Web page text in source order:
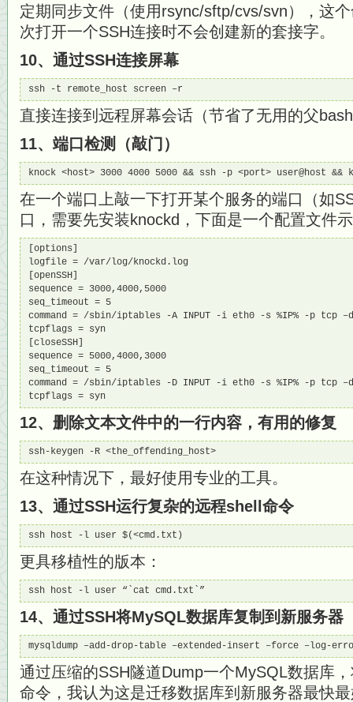
定期同步文件（使用rsync/sftp/cvs/svn），这
次打开一个SSH连接时不会创建新的套接字。
10、通过SSH连接屏幕
ssh -t remote_host screen –r
直接连接到远程屏幕会话（节省了无用的父
11、端口检测（敲门）
knock <host> 3000 4000 5000 && ssh -p <port> user@host &&
在一个端口上敲一下打开某个服务的端口（如
口，需要先安装knockd，下面是一个配置文件
[options]
logfile = /var/log/knockd.log
[openSSH]
sequence = 3000,4000,5000
seq_timeout = 5
command = /sbin/iptables -A INPUT -i eth0 -s %IP% -p tcp
tcpflags = syn
[closeSSH]
sequence = 5000,4000,3000
seq_timeout = 5
command = /sbin/iptables -D INPUT -i eth0 -s %IP% -p tcp
tcpflags = syn
12、删除文本文件中的一行内容，有用的修复
ssh-keygen -R <the_offending_host>
在这种情况下，最好使用专业的工具。
13、通过SSH运行复杂的远程shell命令
ssh host -l user $(<cmd.txt)
更具移植性的版本：
ssh host -l user “`cat cmd.txt`”
14、通过SSH将MySQL数据库复制到新服务器
mysqldump –add-drop-table –extended-insert –force –log-
通过压缩的SSH隧道Dump一个MySQL数据库
命令，我认为这是迁移数据库到新服务器最快